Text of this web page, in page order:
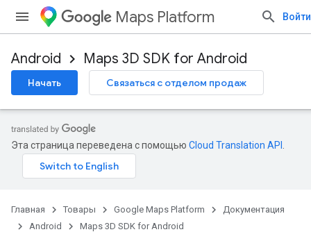
Maps Platform Войти
Android Maps 3D SDK for Android
Начать Связаться с отделом продаж
Эта страница переведена с помощью Cloud Translation API
Главная Товары Google Maps Platform
Документация
Android
Maps 3D SDK for Android